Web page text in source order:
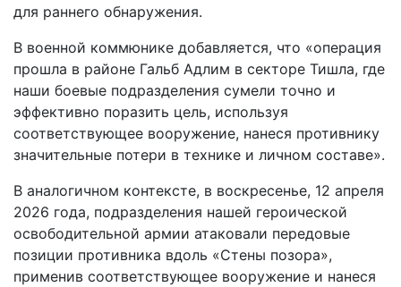
для раннего обнаружения.
В военной коммюнике добавляется, что «операция
прошла в районе Гальб Адлим в секторе Тишла, где
наши боевые подразделения сумели точно и
эффективно поразить цель, используя
соответствующее вооружение, нанеся противнику
значительные потери в технике и личном составе».
В аналогичном контексте, в воскресенье, 12 апреля
2026 года, подразделения нашей героической
освободительной армии атаковали передовые
позиции противника вдоль «Стены позора»,
применив соответствующее вооружение и нанеся